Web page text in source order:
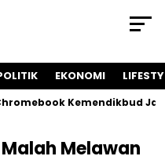
EKONOMI
Kemendikbud Jadi
Melawan